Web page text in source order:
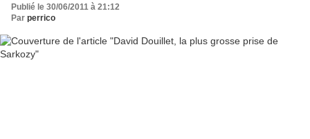
Publié le 30/06/2011 à 21:12
Par perrico